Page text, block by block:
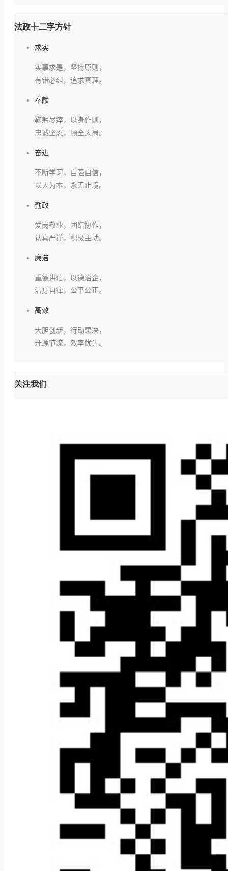
法政十二字方针
求实
实事求是，坚持原则，
有错必纠，追求真理。
奉献
鞠躬尽瘁，以身作则，
忠诚坚忍，顾全大局。
奋进
不断学习，自强自信，
以人为本，永无止境。
勤政
爱岗敬业，团结协作，
认真严谨，积极主动。
廉洁
重德讲信，以德治企，
洁身自律，公平公正。
高效
大胆创新，行动果决，
开源节流，效率优先。
关注我们